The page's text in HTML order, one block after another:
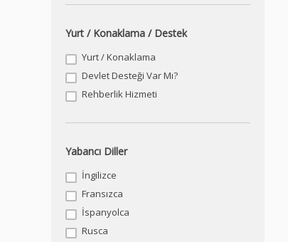
Yurt / Konaklama / Destek
Yurt / Konaklama
Devlet Desteği Var Mı?
Rehberlik Hizmeti
Yabancı Diller
İngilizce
Fransızca
İspanyolca
Rusca